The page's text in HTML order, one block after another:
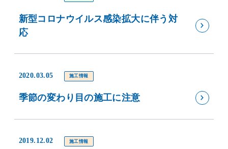
新型コロナウイルス感染拡大に伴う対
応
2020.03.05 施工情報
季節の変わり目の施工に注意
2019.12.02 施工情報